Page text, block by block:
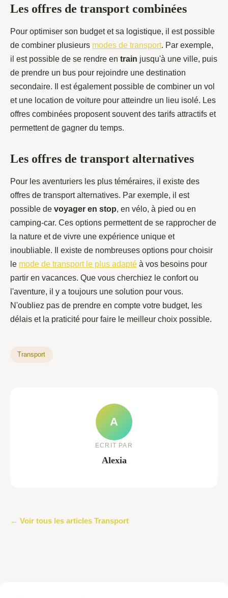
Les offres de transport combinées
Pour optimiser son budget et sa logistique, il est possible
de combiner plusieurs modes de transport. Par exemple,
il est possible de se rendre en train jusqu'à une ville, puis
de prendre un bus pour rejoindre une destination
secondaire. Il est également possible de combiner un vol
et une location de voiture pour atteindre un lieu isolé. Les
offres combinées proposent souvent des tarifs attractifs et
permettent de gagner du temps.
Les offres de transport alternatives
Pour les aventuriers les plus téméraires, il existe des
offres de transport alternatives. Par exemple, il est
possible de voyager en stop, en vélo, à pied ou en
camping-car. Ces options permettent de se rapprocher de
la nature et de vivre une expérience unique et
inoubliable. Il existe de nombreuses options pour choisir
le mode de transport le plus adapté à vos besoins pour
partir en vacances. Que vous cherchiez le confort ou
l'aventure, il y a toujours une solution pour vous.
N'oubliez pas de prendre en compte votre budget, les
délais et la praticité pour faire le meilleur choix possible.
Transport
A
ECRIT PAR
Alexia
← Voir tous les articles Transport